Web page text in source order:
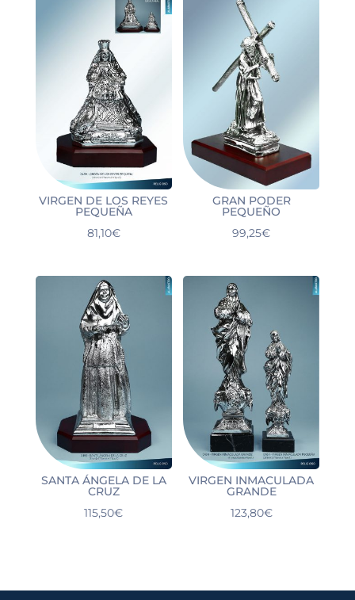
VIRGEN DE LOS REYES
PEQUEÑA
81,10€
GRAN PODER
PEQUEÑO
99,25€
SANTA ÁNGELA DE LA
CRUZ
115,50€
VIRGEN INMACULADA
GRANDE
123,80€